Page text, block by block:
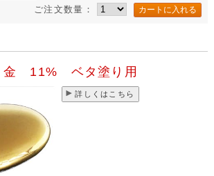
ご注文数量：
金 11% ベタ塗り用
詳しくはこちら